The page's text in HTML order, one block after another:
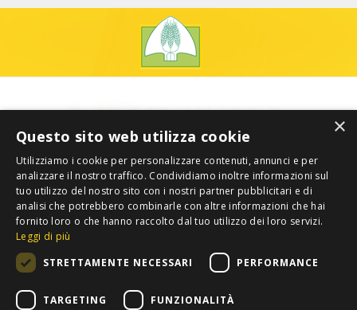
×
Questo sito web utilizza cookie
Utilizziamo i cookie per personalizzare contenuti, annunci e per
analizzare il nostro traffico. Condividiamo inoltre informazioni sul
tuo utilizzo del nostro sito con i nostri partner pubblicitari e di
analisi che potrebbero combinarle con altre informazioni che hai
fornito loro o che hanno raccolto dal tuo utilizzo dei loro servizi.
Leggi di più
STRETTAMENTE NECESSARI
PERFORMANCE
TARGETING FUNZIONALITÀ